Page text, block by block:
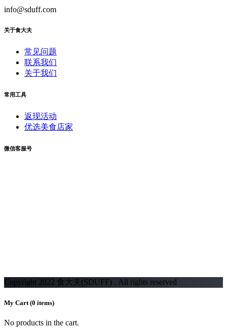
info@sduff.com
关于食大夫
常见问题
联系我们
关于我们
常用工具
返现活动
优选美食店家
微信客服号
Copyright 2022 食大夫(SDUFF) . All rights reserved
My Cart (0 items)
No products in the cart.